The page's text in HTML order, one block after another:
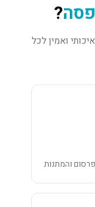
?
ואמין לכל
והמתנות